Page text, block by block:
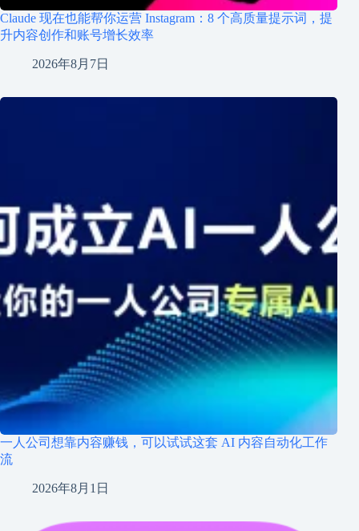
Claude 现在也能帮你运营 Instagram：8 个高质量提示词，提
升内容创作和账号增长效率
2026年8月7日
一人公司想靠内容赚钱，可以试试这套 AI 内容自动化工作
流
2026年8月1日